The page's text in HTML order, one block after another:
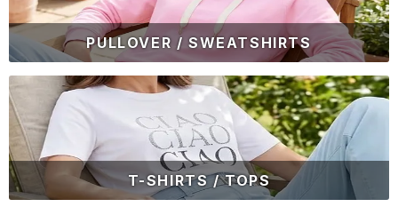
PULLOVER / SWEATSHIRTS
T-SHIRTS / TOPS